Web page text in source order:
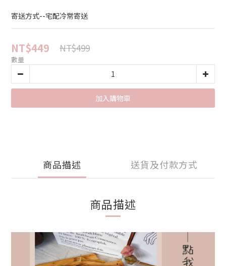
寄送方式--宅配冷常寄送
NT$449 NT$499
數量
加入購物車
商品描述 送貨及付款方式
商品描述